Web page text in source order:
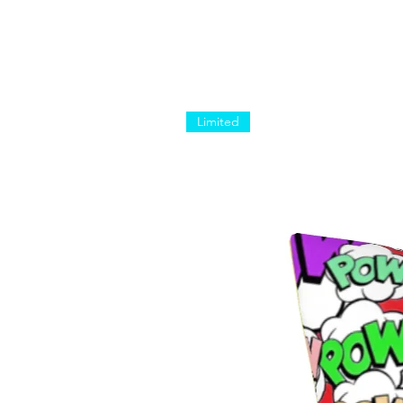
Limited